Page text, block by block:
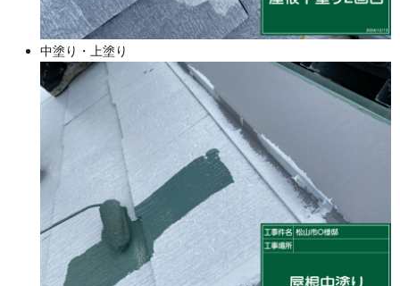
中塗り・上塗り